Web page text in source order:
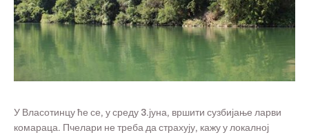
У Власотинцу ће се, у среду 3.јуна, вршити сузбијање ларви
комараца. Пчелари не треба да страхују, кажу у локалној